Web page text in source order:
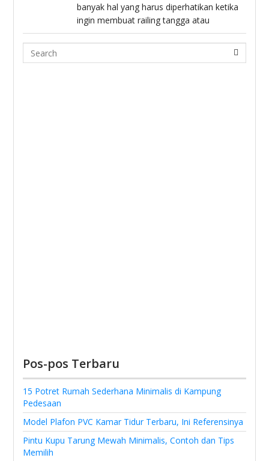
banyak hal yang harus diperhatikan ketika
ingin membuat railing tangga atau
Search
Pos-pos Terbaru
15 Potret Rumah Sederhana Minimalis di Kampung
Pedesaan
Model Plafon PVC Kamar Tidur Terbaru, Ini Referensinya
Pintu Kupu Tarung Mewah Minimalis, Contoh dan Tips
Memilih